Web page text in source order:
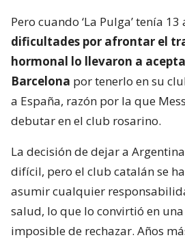
Pero cuando ‘La Pulga’ tenía 13
dificultades por afrontar el
hormonal lo llevaron a
Barcelona por tenerlo en su
a España, razón por la que
debutar en el club rosarino.
La decisión de dejar a
difícil, pero el club catalán se
asumir cualquier
salud, lo que lo convirtió en
imposible de rechazar. Años